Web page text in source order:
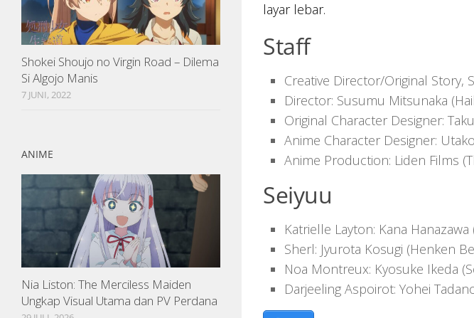
layar lebar.
Staff
Creative Director/Original Story,
Director: Susumu Mitsunaka
Original Character Designer:
Anime Character Designer:
Anime Production: Liden Films
Seiyuu
Katrielle Layton: Kana
Sherl: Jyurota Kosugi (Henken
Noa Montreux: Kyosuke Ikeda
Darjeeling Aspoirot: Yohei
Shokei Shoujo no Virgin Road – Dilema
Si Algojo Manis
7 JUNI, 2022
ANIME
Nia Liston: The Merciless Maiden
Ungkap Visual Utama dan PV Perdana